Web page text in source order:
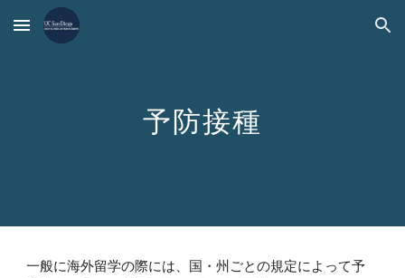
Skip to main content Skip to navigation
予防接種
一般に海外留学の際には、国・州ごとの規定によって予